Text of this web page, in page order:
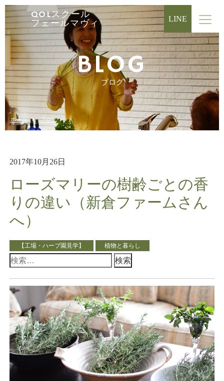
QOLスクール
フェールマヴィ
LINE
BLOG
ブログ
ホーム ブログ
2017年10月26日
ローズマリーの樹齢ごとの香
りの違い（新倉ファームさん
へ）
【工場・ハーブ園見学】 植物と暮らし
検